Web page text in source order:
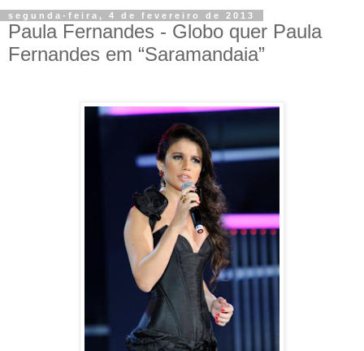
segunda-feira, 4 de fevereiro de 2013
Paula Fernandes - Globo quer Paula
Fernandes em “Saramandaia”